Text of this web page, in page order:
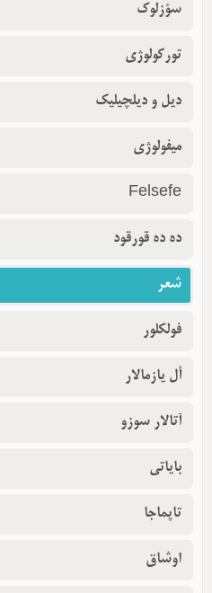
سؤزلوک
تورکولوژی
دیل و دیلچیلیک
میفولوژی
Felsefe
ده ده قورقود
شعر
فولکلور
أل یازمالار
آتالار سوزو
بایاتی
تاپماجا
اوشاق